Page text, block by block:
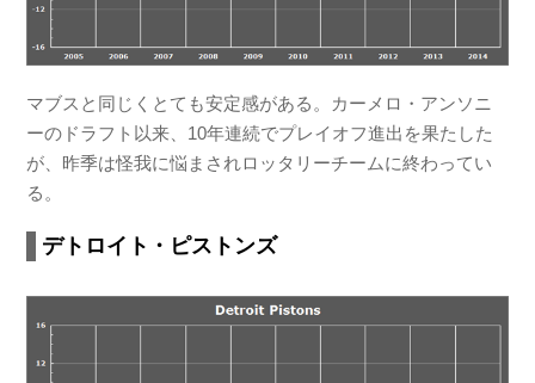
マブスと同じくとても安定感がある。カーメロ・アンソニ
ーのドラフト以来、10年連続でプレイオフ進出を果たした
が、昨季は怪我に悩まされロッタリーチームに終わってい
る。
デトロイト・ピストンズ